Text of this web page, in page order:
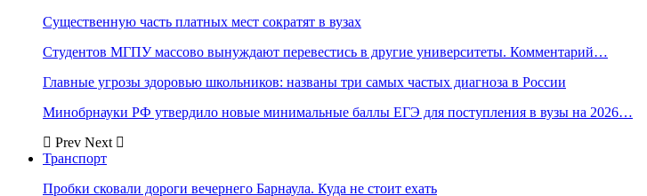
Существенную часть платных мест сократят в вузах
Студентов МГПУ массово вынуждают перевестись в другие университеты. Комментарий…
Главные угрозы здоровью школьников: названы три самых частых диагноза в России
Минобрнауки РФ утвердило новые минимальные баллы ЕГЭ для поступления в вузы на 2026…
Prev Next
Транспорт
Пробки сковали дороги вечернего Барнаула. Куда не стоит ехать